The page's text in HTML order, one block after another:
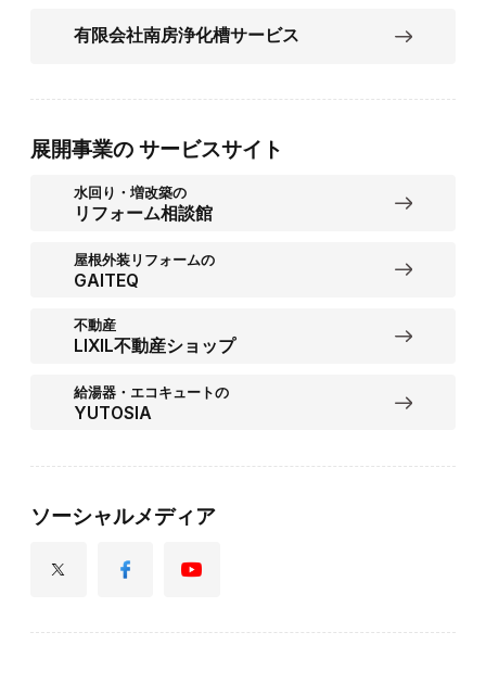
有限会社南房浄化槽サービス
展開事業の サービスサイト
水回り・増改築の
リフォーム相談館
屋根外装リフォームの
GAITEQ
不動産
LIXIL不動産ショップ
給湯器・エコキュートの
YUTOSIA
ソーシャルメディア